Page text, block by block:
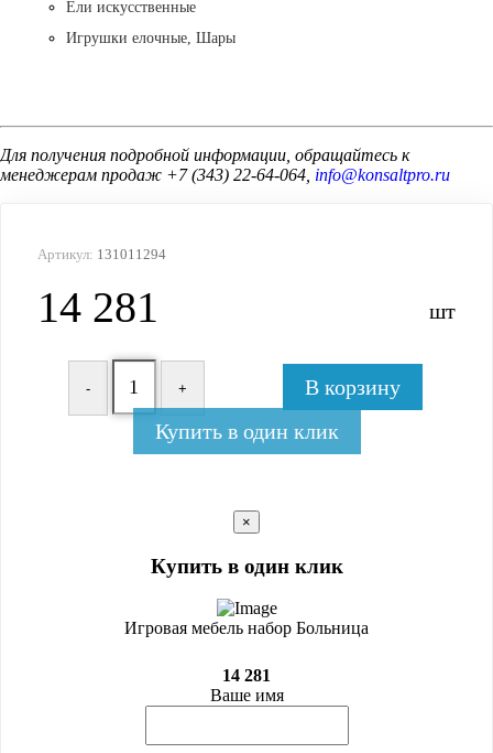
Ели искусственные
Игрушки елочные, Шары
Для получения подробной информации, обращайтесь к
менеджерам продаж +7 (343) 22-64-064, info@konsaltpro.ru
Артикул: 131011294
14 281 шт
- +
В корзину
Купить в один клик
×
Купить в один клик
Игровая мебель набор Больница
14 281
Ваше имя